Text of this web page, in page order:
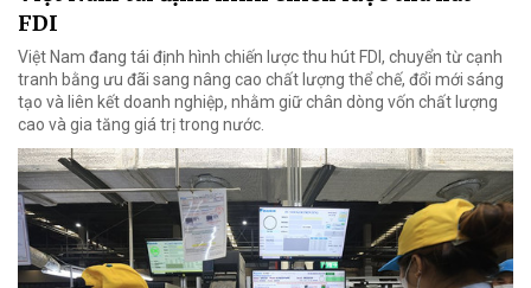
FDI
Việt Nam đang tái định hình chiến lược thu hút FDI, chuyển từ cạnh
tranh bằng ưu đãi sang nâng cao chất lượng thể chế, đổi mới sáng
tạo và liên kết doanh nghiệp, nhằm giữ chân dòng vốn chất lượng
cao và gia tăng giá trị trong nước.